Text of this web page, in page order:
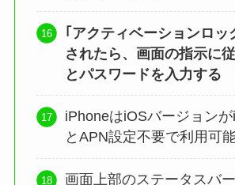
｢アクティベーションロッ
されたら、画面の指示に
とパスワードを入力する
iPhoneはiOSバージョン
とAPN設定不要で利用可
画面上部のステータスバ